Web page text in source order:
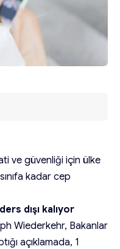
ve güvenliği için ülke
kadar cep
dışı kalıyor
Wiederkehr, Bakanlar
açıklamada, 1